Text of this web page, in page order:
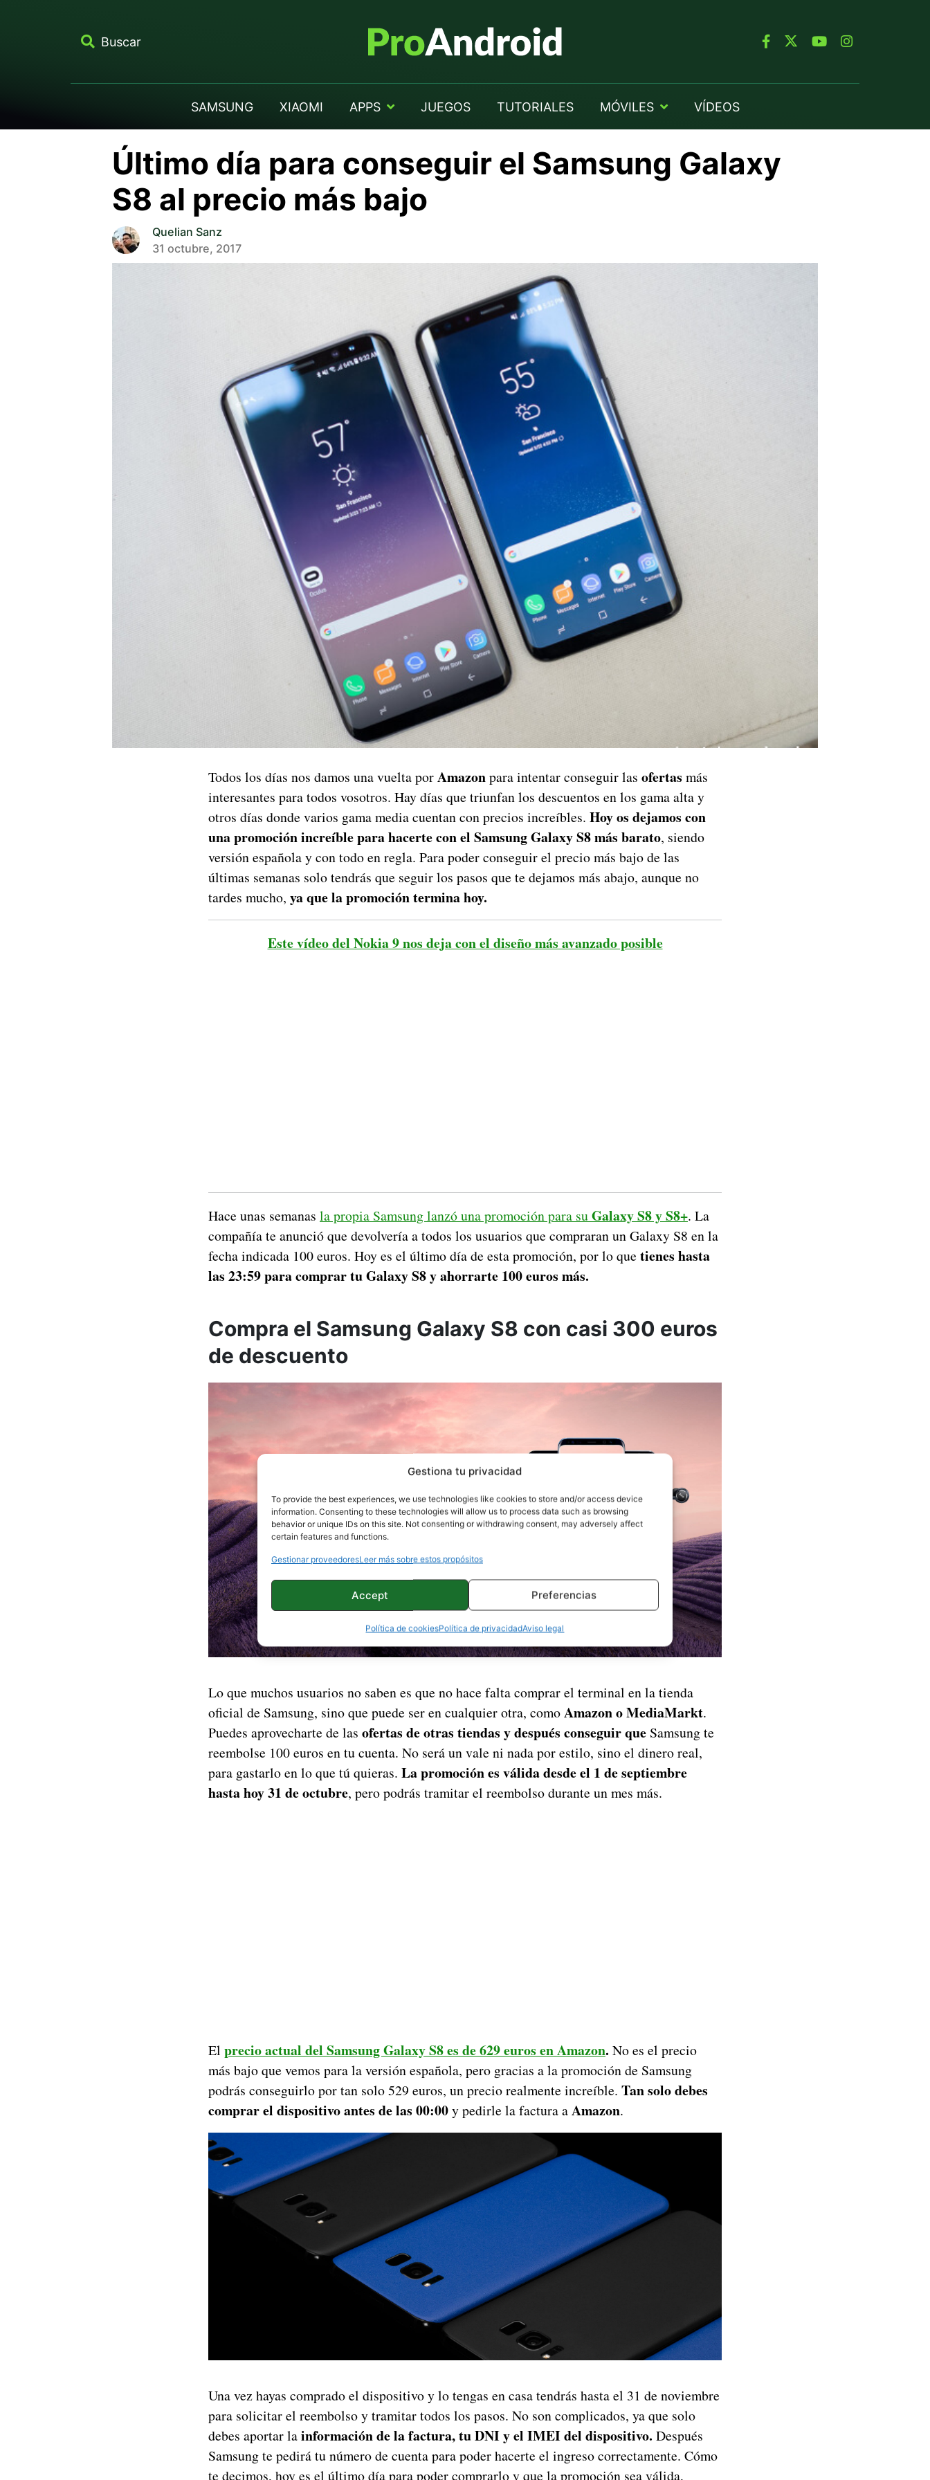
Gestiona tu privacidad
To provide the best experiences, we use technologies like cookies to store and/or access device
information. Consenting to these technologies will allow us to process data such as browsing
behavior or unique IDs on this site. Not consenting or withdrawing consent, may adversely affect
certain features and functions.
Gestionar proveedoresLeer más sobre estos propósitos
Accept Preferencias
Política de cookiesPolítica de privacidadAviso legal
Buscar
SAMSUNG XIAOMI APPS JUEGOS TUTORIALES MÓVILES VÍDEOS
Último día para conseguir el Samsung Galaxy
S8 al precio más bajo
Quelian Sanz
31 octubre, 2017
Todos los días nos damos una vuelta porAmazonpara intentar conseguir las ofertas más
interesantes para todos vosotros. Hay días que triunfan los descuentos en los gama alta y
otros días donde varios gama media cuentan con precios increíbles. Hoy os dejamos con
una promoción increíble para hacerte con el Samsung Galaxy S8 más barato, siendo
versión española y con todo en regla. Para poder conseguir el precio más bajo de las
últimas semanas solo tendrás que seguir los pasos que te dejamos más abajo, aunque no
tardes mucho, ya que la promoción termina hoy.
Este vídeo del Nokia 9 nos deja con el diseño más avanzado posible
Hace unas semanas la propia Samsung lanzó una promoción para suGalaxy S8 y S8+. La
compañía te anunció que devolvería a todos los usuarios que compraran un Galaxy S8 en la
fecha indicada 100 euros. Hoy es el último día de esta promoción, por lo que tienes hasta
las 23:59 para comprar tu Galaxy S8 y ahorrarte 100 euros más.
Compra el Samsung Galaxy S8 con casi 300 euros
de descuento
Lo que muchos usuarios no saben es que no hace falta comprar el terminal en la tienda
oficial de Samsung, sino que puede ser en cualquier otra, comoAmazon o MediaMarkt.
Puedes aprovecharte de las ofertas de otras tiendas y después conseguir queSamsung te
reembolse 100 euros en tu cuenta. No será un vale ni nada por estilo, sino el dinero real,
para gastarlo en lo que tú quieras. La promoción es válida desde el 1 de septiembre
hasta hoy 31 de octubre, pero podrás tramitar el reembolso durante un mes más.
El precio actual del Samsung Galaxy S8 es de 629 euros en Amazon. No es el precio
más bajo que vemos para la versión española, pero gracias a la promoción de Samsung
podrás conseguirlo por tan solo 529 euros, un precio realmente increíble. Tan solo debes
comprar el dispositivo antes de las 00:00y pedirle la factura aAmazon.
Una vez hayas comprado el dispositivo y lo tengas en casa tendrás hasta el 31 de noviembre
para solicitar el reembolso y tramitar todos los pasos. No son complicados, ya que solo
debes aportar lainformación de la factura, tu DNI y el IMEI del dispositivo. Después
Samsung te pedirá tu número de cuenta para poder hacerte el ingreso correctamente. Cómo
te decimos, hoy es el último día para poder comprarlo y que la promoción sea válida,